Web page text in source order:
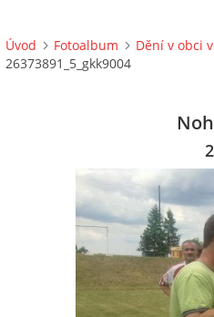
Úvod Fotoalbum Dění v obci
26373891_5_gkk9004